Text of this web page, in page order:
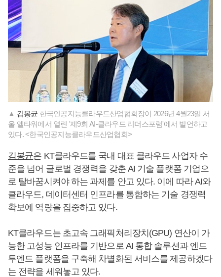
▲ 김봉균 한국인공지능클라우드산업협회장이 2026년 4월23일 서
울 엘타워에서 열린 '제9회 AI-클라우드 리더스포럼'에서 발언하고
있다. <한국인공지능클라우드산업협회>
김봉균은 KT클라우드를 국내 대표 클라우드 사업자 수
준을 넘어 글로벌 경쟁력을 갖춘 AI 기술 플랫폼 기업으
로 탈바꿈시켜야 하는 과제를 안고 있다. 이에 따라 AI와
클라우드, 데이터센터 인프라를 통합하는 기술 경쟁력
확보에 역량을 집중하고 있다.
KT클라우드는 초고속 그래픽처리장치(GPU) 연산이 가
능한 고성능 인프라를 기반으로 AI 통합 솔루션과 엔드
투엔드 플랫폼을 구축해 차별화된 서비스를 제공하겠다
는 전략을 세워놓고 있다.